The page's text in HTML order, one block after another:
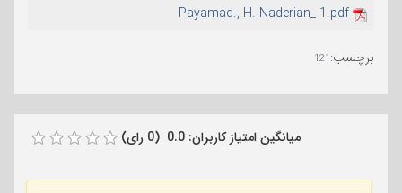
Payamad., H. Naderian_-1.pdf
برچسب:
121
میانگین امتیاز کاربران: 0.0 (0 رای)